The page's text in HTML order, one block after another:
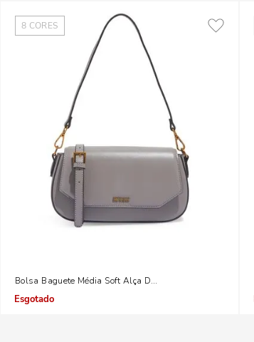
8 CORES
Bolsa Baguete Média Soft Alça Dupla Cinza Light
Indisponível